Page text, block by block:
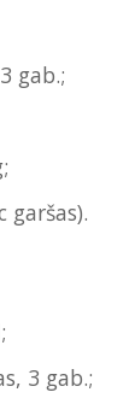
gab.;
garšas).
3 gab.;